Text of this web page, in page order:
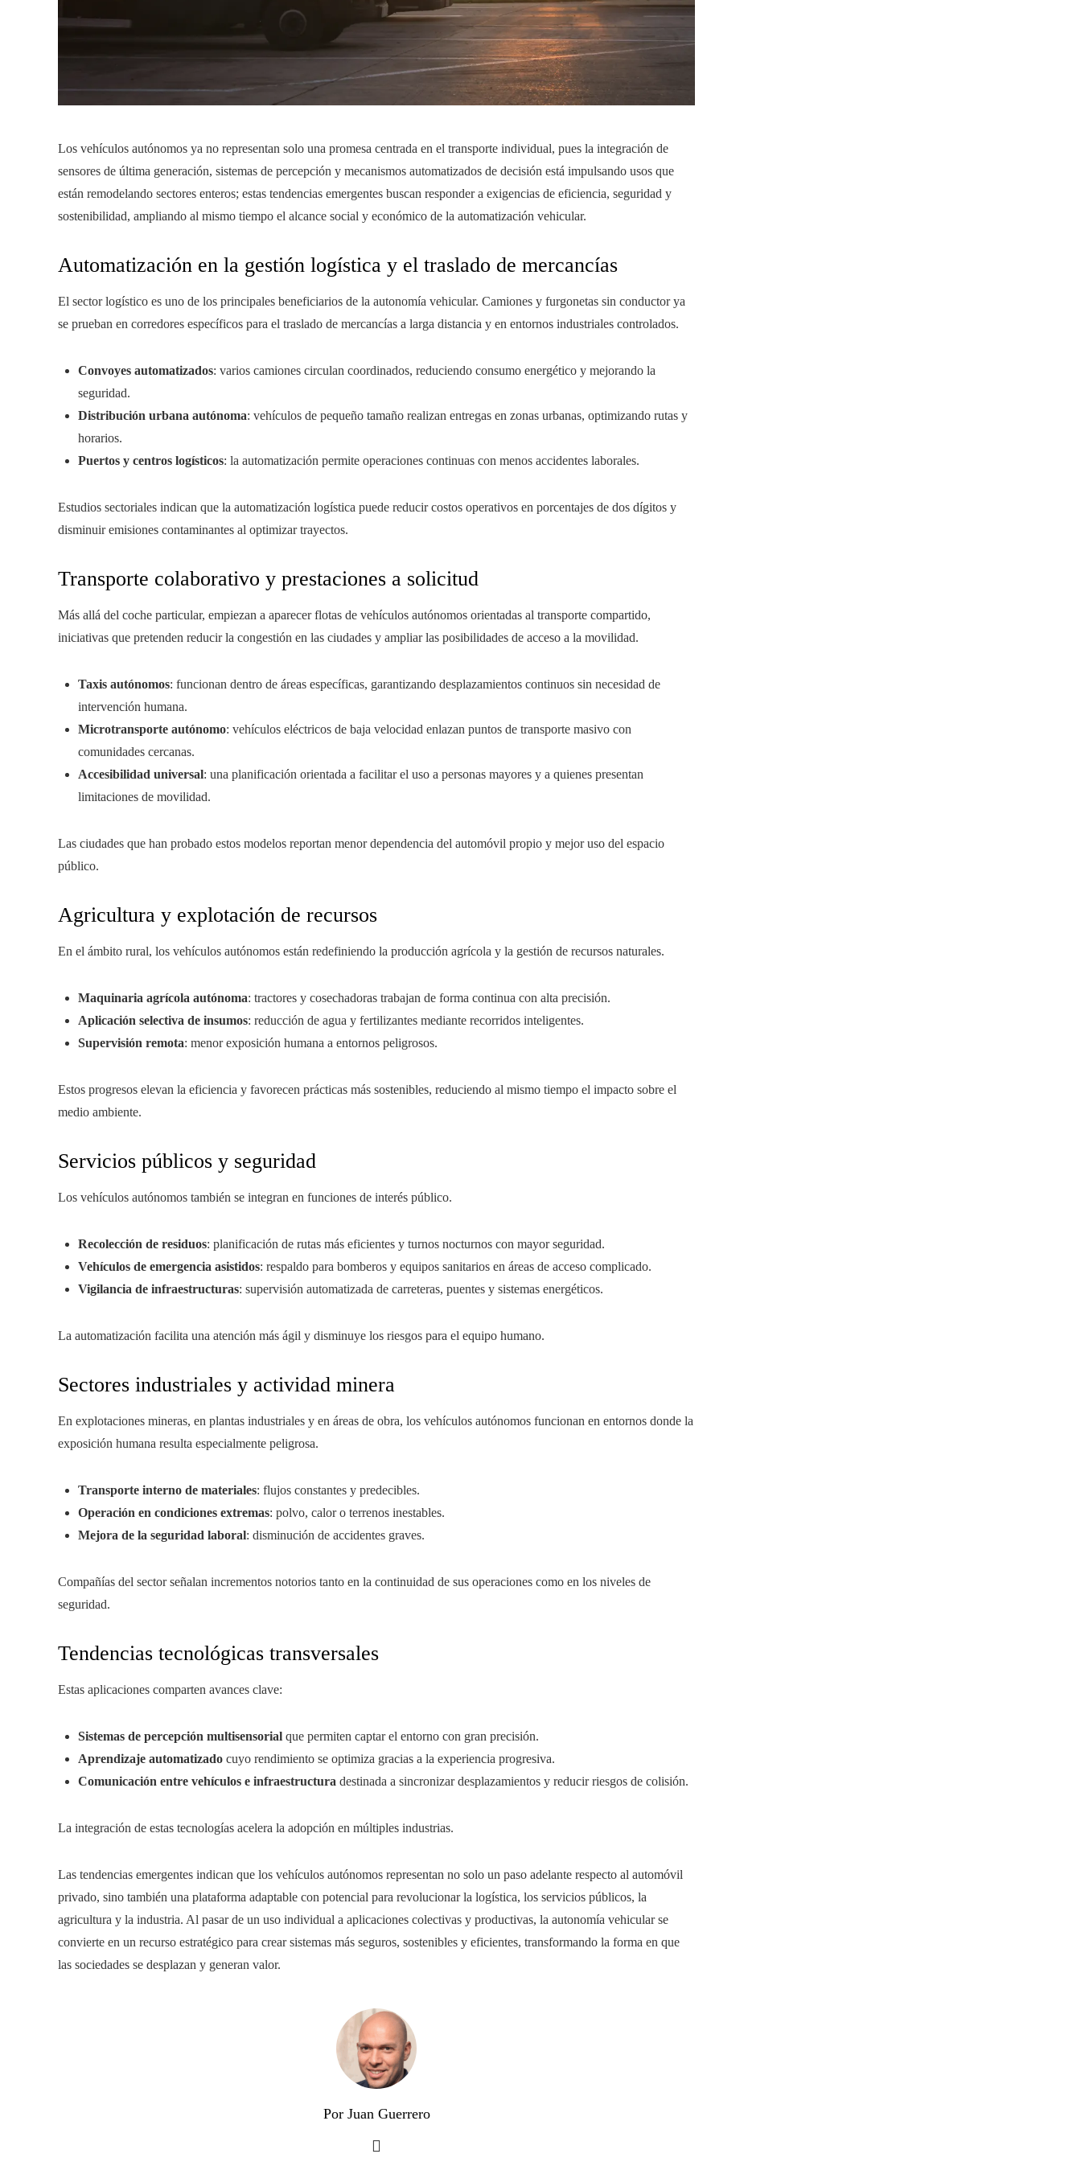
Los vehículos autónomos ya no representan solo una promesa centrada en el transporte individual, pues la integración de
sensores de última generación, sistemas de percepción y mecanismos automatizados de decisión está impulsando usos que
están remodelando sectores enteros; estas tendencias emergentes buscan responder a exigencias de eficiencia, seguridad y
sostenibilidad, ampliando al mismo tiempo el alcance social y económico de la automatización vehicular.
Automatización en la gestión logística y el traslado de mercancías
El sector logístico es uno de los principales beneficiarios de la autonomía vehicular. Camiones y furgonetas sin conductor ya
se prueban en corredores específicos para el traslado de mercancías a larga distancia y en entornos industriales controlados.
Convoyes automatizados: varios camiones circulan coordinados, reduciendo consumo energético y mejorando la
seguridad.
Distribución urbana autónoma: vehículos de pequeño tamaño realizan entregas en zonas urbanas, optimizando rutas y
horarios.
Puertos y centros logísticos: la automatización permite operaciones continuas con menos accidentes laborales.
Estudios sectoriales indican que la automatización logística puede reducir costos operativos en porcentajes de dos dígitos y
disminuir emisiones contaminantes al optimizar trayectos.
Transporte colaborativo y prestaciones a solicitud
Más allá del coche particular, empiezan a aparecer flotas de vehículos autónomos orientadas al transporte compartido,
iniciativas que pretenden reducir la congestión en las ciudades y ampliar las posibilidades de acceso a la movilidad.
Taxis autónomos: funcionan dentro de áreas específicas, garantizando desplazamientos continuos sin necesidad de
intervención humana.
Microtransporte autónomo: vehículos eléctricos de baja velocidad enlazan puntos de transporte masivo con
comunidades cercanas.
Accesibilidad universal: una planificación orientada a facilitar el uso a personas mayores y a quienes presentan
limitaciones de movilidad.
Las ciudades que han probado estos modelos reportan menor dependencia del automóvil propio y mejor uso del espacio
público.
Agricultura y explotación de recursos
En el ámbito rural, los vehículos autónomos están redefiniendo la producción agrícola y la gestión de recursos naturales.
Maquinaria agrícola autónoma: tractores y cosechadoras trabajan de forma continua con alta precisión.
Aplicación selectiva de insumos: reducción de agua y fertilizantes mediante recorridos inteligentes.
Supervisión remota: menor exposición humana a entornos peligrosos.
Estos progresos elevan la eficiencia y favorecen prácticas más sostenibles, reduciendo al mismo tiempo el impacto sobre el
medio ambiente.
Servicios públicos y seguridad
Los vehículos autónomos también se integran en funciones de interés público.
Recolección de residuos: planificación de rutas más eficientes y turnos nocturnos con mayor seguridad.
Vehículos de emergencia asistidos: respaldo para bomberos y equipos sanitarios en áreas de acceso complicado.
Vigilancia de infraestructuras: supervisión automatizada de carreteras, puentes y sistemas energéticos.
La automatización facilita una atención más ágil y disminuye los riesgos para el equipo humano.
Sectores industriales y actividad minera
En explotaciones mineras, en plantas industriales y en áreas de obra, los vehículos autónomos funcionan en entornos donde la
exposición humana resulta especialmente peligrosa.
Transporte interno de materiales: flujos constantes y predecibles.
Operación en condiciones extremas: polvo, calor o terrenos inestables.
Mejora de la seguridad laboral: disminución de accidentes graves.
Compañías del sector señalan incrementos notorios tanto en la continuidad de sus operaciones como en los niveles de
seguridad.
Tendencias tecnológicas transversales
Estas aplicaciones comparten avances clave:
Sistemas de percepción multisensorial que permiten captar el entorno con gran precisión.
Aprendizaje automatizado cuyo rendimiento se optimiza gracias a la experiencia progresiva.
Comunicación entre vehículos e infraestructura destinada a sincronizar desplazamientos y reducir riesgos de colisión.
La integración de estas tecnologías acelera la adopción en múltiples industrias.
Las tendencias emergentes indican que los vehículos autónomos representan no solo un paso adelante respecto al automóvil
privado, sino también una plataforma adaptable con potencial para revolucionar la logística, los servicios públicos, la
agricultura y la industria. Al pasar de un uso individual a aplicaciones colectivas y productivas, la autonomía vehicular se
convierte en un recurso estratégico para crear sistemas más seguros, sostenibles y eficientes, transformando la forma en que
las sociedades se desplazan y generan valor.
Por Juan Guerrero